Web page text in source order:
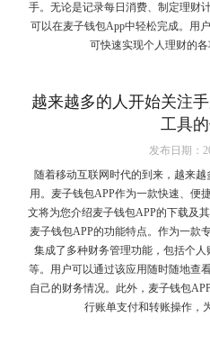
手。无论是记录每日消费、制定理财
可以在麦子钱包App中轻松完成。用
可快速实现个人理财的
越来越多的人开始关注
工具
发布日期：
随着移动互联网时代的到来，越来
用。麦子钱包APP作为一款快速、便
文将为您介绍麦子钱包APP的下载及
麦子钱包APP的功能特点。作为一款
集成了多种财务管理功能，包括个
等。用户可以通过该应用随时随地查
自己的财务情况。此外，麦子钱包
行账单支付和转账操作，